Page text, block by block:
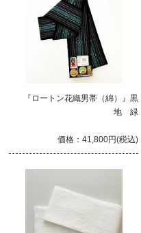
『ロートン花織男帯（綿）』黒
地 緑
価格：41,800円(税込)